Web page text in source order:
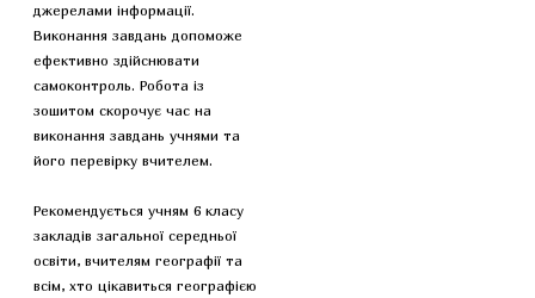
джерелами інформації.
Виконання завдань допоможе
ефективно здійснювати
самоконтроль. Робота із
зошитом скорочує час на
виконання завдань учнями та
його перевірку вчителем.
Рекомендується учням 6 класу
закладів загальної середньої
освіти, вчителям географії та
всім, хто цікавиться географією